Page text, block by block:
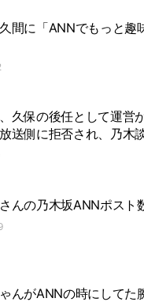
間に「ANNでもっと趣
久保の後任として運営
送側に拒否され、乃木
んの乃木坂ANNポスト
んがANNの時にしてた